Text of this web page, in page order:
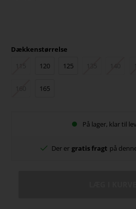
Dækkenstørrelse
120 125
165
På lager, klar til
Der er gratis fragt på